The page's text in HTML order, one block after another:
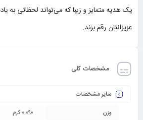
یک هدیه متمایز و زیبا که می‌تواند لحظاتی به
عزیزانتان رقم بزند.
مشخصات کلی
سایر مشخصات
وزن 0.090 گرم